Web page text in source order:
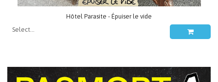
Hôtel Parasite - Épuiser le vide